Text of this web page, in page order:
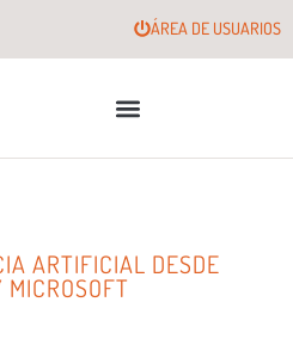
ÁREA DE USUARIOS
ARTIFICIAL DESDE